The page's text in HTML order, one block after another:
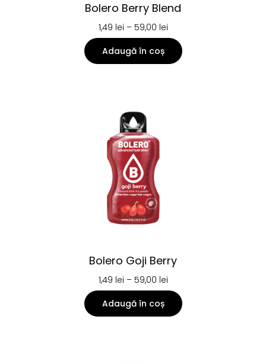
Bolero Berry Blend
1,49 lei – 59,00 lei
Adaugă în coș
Bolero Goji Berry
1,49 lei – 59,00 lei
Adaugă în coș